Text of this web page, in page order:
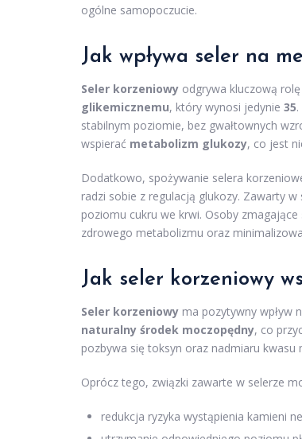
ogólne samopoczucie.
Jak wpływa seler na
Seler korzeniowy odgrywa kluczową
glikemicznemu, który wynosi jedynie 35
stabilnym poziomie, bez gwałtownych
wspierać metabolizm glukozy, co jest
Dodatkowo, spożywanie selera
radzi sobie z regulacją glukozy. Zawarty w
poziomu cukru we krwi. Osoby
zdrowego metabolizmu oraz
Jak seler korzeniowy
Seler korzeniowy ma pozytywny wpływ
naturalny środek moczopędny, co
pozbywa się toksyn oraz nadmiaru
Oprócz tego, związki zawarte w selerze
redukcja ryzyka wystąpienia kamieni